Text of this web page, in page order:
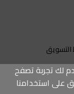
لك تجربة تصفح
على استخدامنا